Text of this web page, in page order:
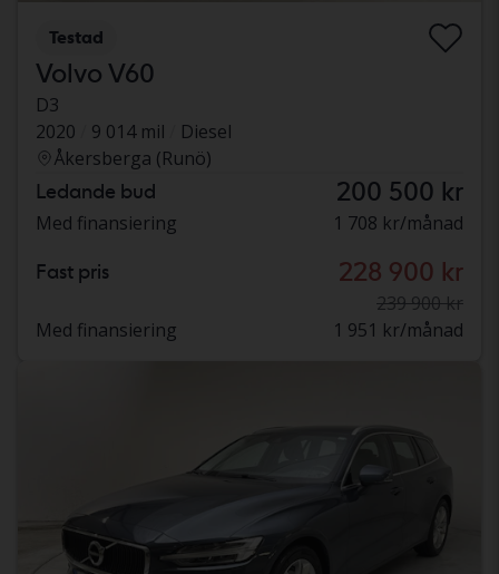
Testad
Volvo V60
D3
2020
9 014 mil
Diesel
Åkersberga (Runö)
Ledande bud 200 500 kr
Med finansiering 1 708 kr/månad
Fast pris 228 900 kr
239 900 kr
Med finansiering
1 951 kr/månad